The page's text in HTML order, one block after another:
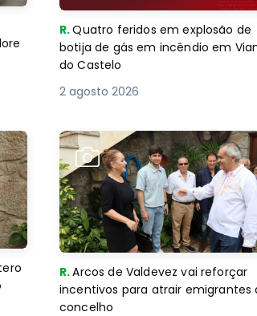
R.Quatro feridos em explosão de
botija de gás em incêndio em
do Castelo
2 agosto 2026
R.Arcos de Valdevez vai reforçar
incentivos para atrair emigrantes
concelho